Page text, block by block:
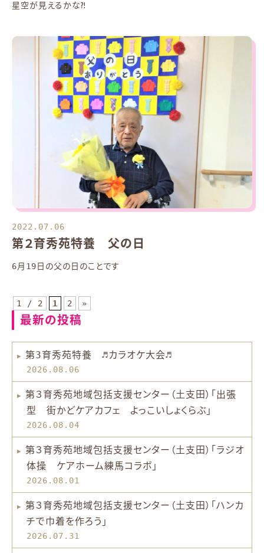
星空が見えるかな⁈
2022.07.06
第２育秀苑特養 父の日
6月19日の父の日のことです
1 / 2 1 2 »
最新の投稿
第3育秀苑特養 ♬カラオケ大会♬
2026.08.06
第３育秀苑地域包括支援センター（土支田）「出張
型 街かどケアカフェ よっこいしょくらぶ」
2026.08.04
第３育秀苑地域包括支援センター（土支田）「ラジオ
体操 ケアホーム練馬コラボ」
2026.08.01
第３育秀苑地域包括支援センター（土支田）「ハンカ
チで巾着を作ろう」
2026.07.31